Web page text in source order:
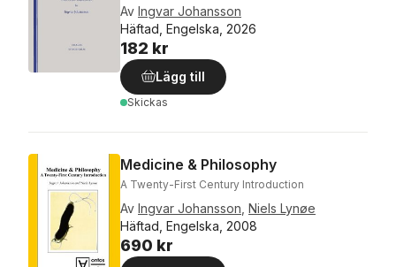
Av Ingvar Johansson
Häftad, Engelska, 2026
182 kr
Lägg till
Skickas
Medicine & Philosophy
A Twenty-First Century Introduction
Av Ingvar Johansson Niels Lynøe
Häftad, Engelska, 2008
690 kr